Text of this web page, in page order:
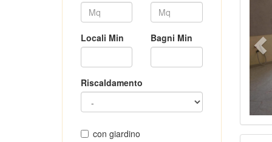
Locali Min Bagni Min
Riscaldamento
con giardino